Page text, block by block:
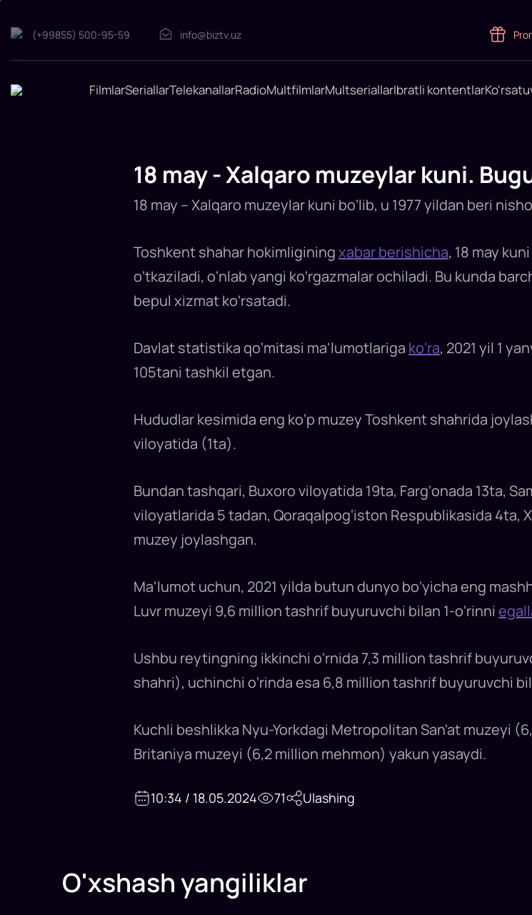
may
(+99855) 500-95-59 info@biztv.uz
FilmlarSeriallarTelekanallarRadioMultfilmlarMultseriallarIbratli kontentlar
18 may - Xalqaro muzeylar kuni.
18 may – Xalqaro muzeylar kuni bo‘lib, u 1977 yildan beri
Toshkent shahar hokimliginingxabar berishicha, 18 may
o‘tkaziladi, o‘nlab yangi ko‘rgazmalar ochiladi. Bu kunda
bepul xizmat ko‘rsatadi.
Davlat statistika qo‘mitasi ma'lumotlariga ko‘ra, 2021 yil 1
105tani tashkil etgan.
Hududlar kesimida eng ko‘p muzey Toshkent shahrida
viloyatida (1ta).
Bundan tashqari, Buxoro viloyatida 19ta, Farg‘onada 13ta,
viloyatlarida 5 tadan, Qoraqalpog‘iston Respublikasida 4ta,
muzey joylashgan.
Ma'lumot uchun, 2021 yilda butun dunyo bo‘yicha eng
Luvr muzeyi 9,6 million tashrif buyuruvchi bilan 1-o‘rinni
Ushbu reytingning ikkinchi o‘rnida 7,3 million tashrif
shahri), uchinchi o‘rinda esa 6,8 million tashrif buyuruvchi
Kuchli beshlikka Nyu-Yorkdagi Metropolitan San'at muzeyi
Britaniya muzeyi (6,2 million mehmon) yakun yasaydi.
10:34 / 18.05.2024 71 Ulashing
O'xshash yangiliklar